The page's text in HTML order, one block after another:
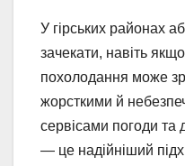
У гірських районах
зачекати, навіть
похолодання може
жорсткими й
сервісами погоди та
— це надійніший